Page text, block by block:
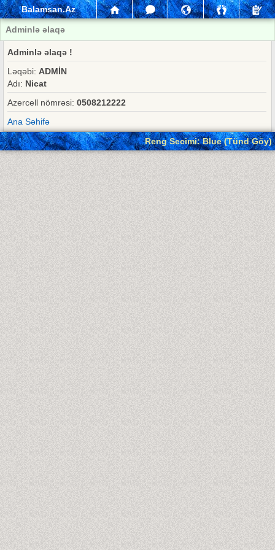
Balamsan.Az
Adminlə əlaqə
Adminlə əlaqə !
Ləqəbi: ADMİN
Adı: Nicat
Azercell nömrəsi: 0508212222
Ana Səhifə
Reng Secimi: Blue (Tünd Göy)